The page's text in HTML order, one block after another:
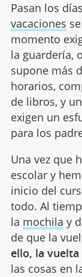
Pasan los
vacaciones
momento
la guardería,
supone más
horarios,
de libros, y
exigen un
para los
Una vez que
escolar y
inicio del
todo. Al
la mochila y
de que la
ello, la
las cosas en